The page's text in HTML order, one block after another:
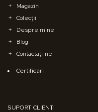
Magazin
Colecții
Despre mine
Blog
Contactați-ne
Certificari
SUPORT CLIENȚI